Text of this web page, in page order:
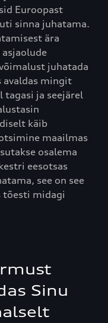
Euroopast
sinna juhatama.
ära
juhatada
avaldas mingit
ja seejärel
käib
maailmas
osalema
eesotsas
see on see
tõesti midagi
Sinu